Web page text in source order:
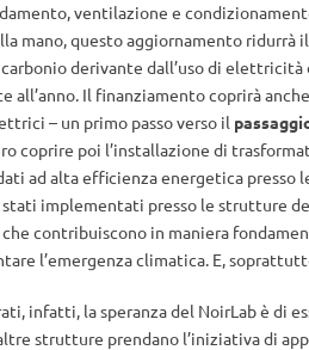
ventilazione e
mano, questo aggiornamento
carbonio derivante dall’uso di
all’anno. Il finanziamento coprirà
– un primo passo verso il
coprire poi l’installazione di
ad alta efficienza energetica presso
implementati presso le strutture
contribuiscono in maniera
l’emergenza climatica. E,
infatti, la speranza del NoirLab è di
strutture prendano l’iniziativa di